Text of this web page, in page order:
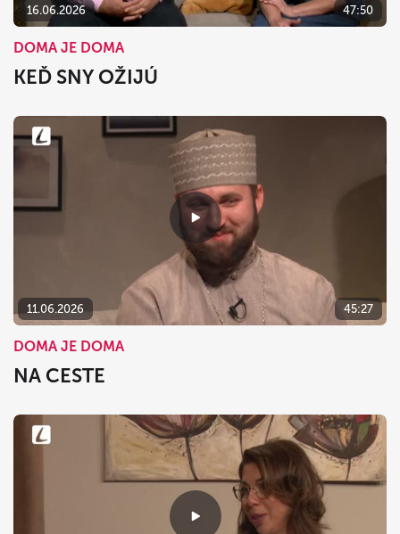
16.06.2026 47:50
DOMA JE DOMA
KEĎ SNY OŽIJÚ
11.06.2026 45:27
DOMA JE DOMA
NA CESTE